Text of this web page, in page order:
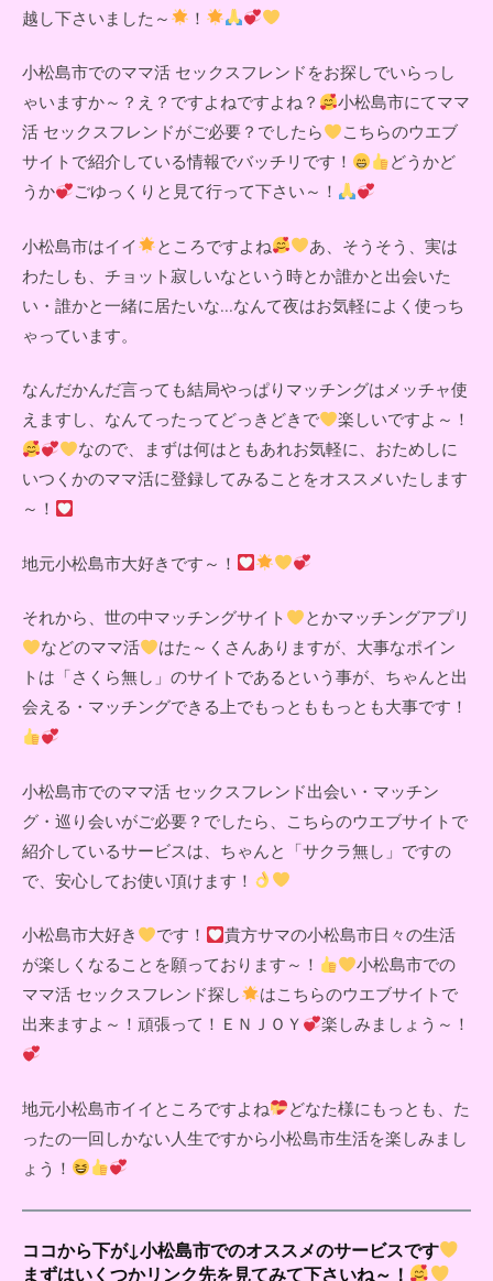
越し下さいました～
！
小松島市でのママ活 セックスフレンドをお探しでいらっし
ゃいますか～？え？ですよねですよね？
小松島市にてママ
活 セックスフレンドがご必要？でしたら
こちらのウエブ
サイトで紹介している情報でバッチリです！
どうかど
うか
ごゆっくりと見て行って下さい～！
小松島市はイイ ところですよね
あ、そうそう、実は
わたしも、チョット寂しいなという時とか誰かと出会いた
い・誰かと一緒に居たいな...なんて夜はお気軽によく使っち
ゃっています。
なんだかんだ言っても結局やっぱりマッチングはメッチャ使
えますし、なんてったってどっきどきで
楽しいですよ～！
なので、まずは何はともあれお気軽に、おためしに
いつくかのママ活に登録してみることをオススメいたします
～！
地元小松島市大好きです～！
それから、世の中マッチングサイト
とかマッチングアプリ
などのママ活
はた～くさんありますが、大事なポイン
トは「さくら無し」のサイトであるという事が、ちゃんと出
会える・マッチングできる上でもっとももっとも大事です！
小松島市でのママ活 セックスフレンド出会い・マッチン
グ・巡り会いがご必要？でしたら、こちらのウエブサイトで
紹介しているサービスは、ちゃんと「サクラ無し」ですの
で、安心してお使い頂けます！
小松島市大好き です！
貴方サマの小松島市日々の生活
が楽しくなることを願っております～！
小松島市での
ママ活 セックスフレンド探し
はこちらのウエブサイトで
出来ますよ～！頑張って！ＥＮＪＯＹ
楽しみましょう～！
地元小松島市イイところですよね
どなた様にもっとも、た
ったの一回しかない人生ですから小松島市生活を楽しみまし
ょう！
ココから下が↓小松島市でのオススメのサービスです
まずはいくつかリンク先を見てみて下さいね～！